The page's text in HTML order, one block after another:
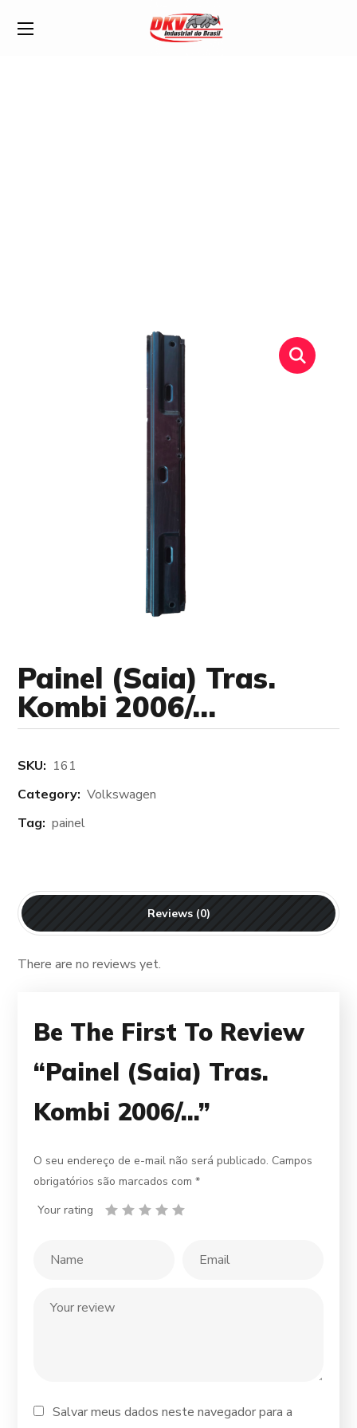
Painel (Saia) Tras.
Kombi 2006/…
SKU: 161
Category: Volkswagen
Tag: painel
Reviews (0)
There are no reviews yet.
Be The First To Review
“Painel (Saia) Tras.
Kombi 2006/…”
O seu endereço de e-mail não será publicado. Campos
obrigatórios são marcados com*
Salvar meus dados neste navegador para a
Your rating